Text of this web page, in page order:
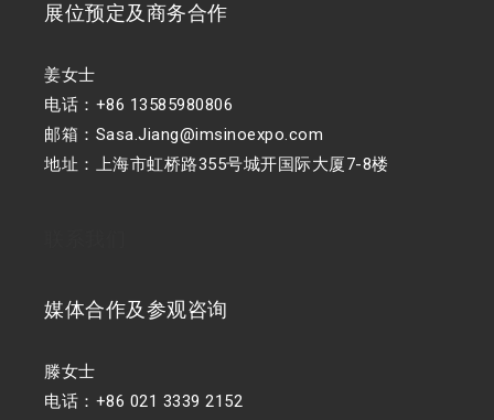
展位预定及商务合作
姜女士
电话：+86 13585980806
邮箱：Sasa.Jiang@imsinoexpo.com
地址：上海市虹桥路355号城开国际大厦7-8楼
媒体合作及参观咨询
滕女士
电话：+86 021 3339 2152